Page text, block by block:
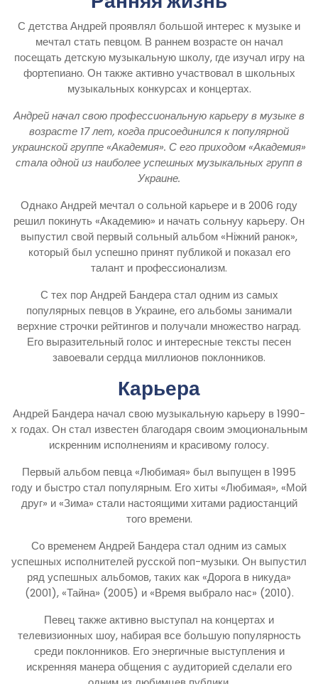
С детства Андрей проявлял большой интерес к музыке и
мечтал стать певцом. В раннем возрасте он начал
посещать детскую музыкальную школу, где изучал игру на
фортепиано. Он также активно участвовал в школьных
музыкальных конкурсах и концертах.
Андрей начал свою профессиональную карьеру в музыке в
возрасте 17 лет, когда присоединился к популярной
украинской группе «Академия». С его приходом «Академия»
стала одной из наиболее успешных музыкальных групп в
Украине.
Однако Андрей мечтал о сольной карьере и в 2006 году
решил покинуть «Академию» и начать сольнуу карьеру. Он
выпустил свой первый сольный альбом «Ніжний ранок»,
который был успешно принят публикой и показал его
талант и профессионализм.
С тех пор Андрей Бандера стал одним из самых
популярных певцов в Украине, его альбомы занимали
верхние строчки рейтингов и получали множество наград.
Его выразительный голос и интересные тексты песен
завоевали сердца миллионов поклонников.
Карьера
Андрей Бандера начал свою музыкальную карьеру в 1990-
х годах. Он стал известен благодаря своим эмоциональным
искренним исполнениям и красивому голосу.
Первый альбом певца «Любимая» был выпущен в 1995
году и быстро стал популярным. Его хиты «Любимая», «Мой
друг» и «Зима» стали настоящими хитами радиостанций
того времени.
Со временем Андрей Бандера стал одним из самых
успешных исполнителей русской поп-музыки. Он выпустил
ряд успешных альбомов, таких как «Дорога в никуда»
(2001), «Тайна» (2005) и «Время выбрало нас» (2010).
Певец также активно выступал на концертах и
телевизионных шоу, набирая все большую популярность
среди поклонников. Его энергичные выступления и
искренняя манера общения с аудиторией сделали его